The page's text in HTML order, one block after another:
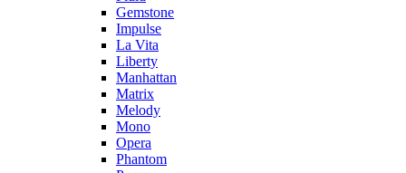
Gemstone
Impulse
La Vita
Liberty
Manhattan
Matrix
Melody
Mono
Opera
Phantom